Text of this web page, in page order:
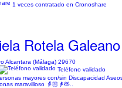
1 veces contratado en Cronoshare
Rotela Galeano
Alcantara (Málaga) 29670
Teléfono validado
mayores con/sin Discapacidad
maravilloso 👵🏻👴😻..